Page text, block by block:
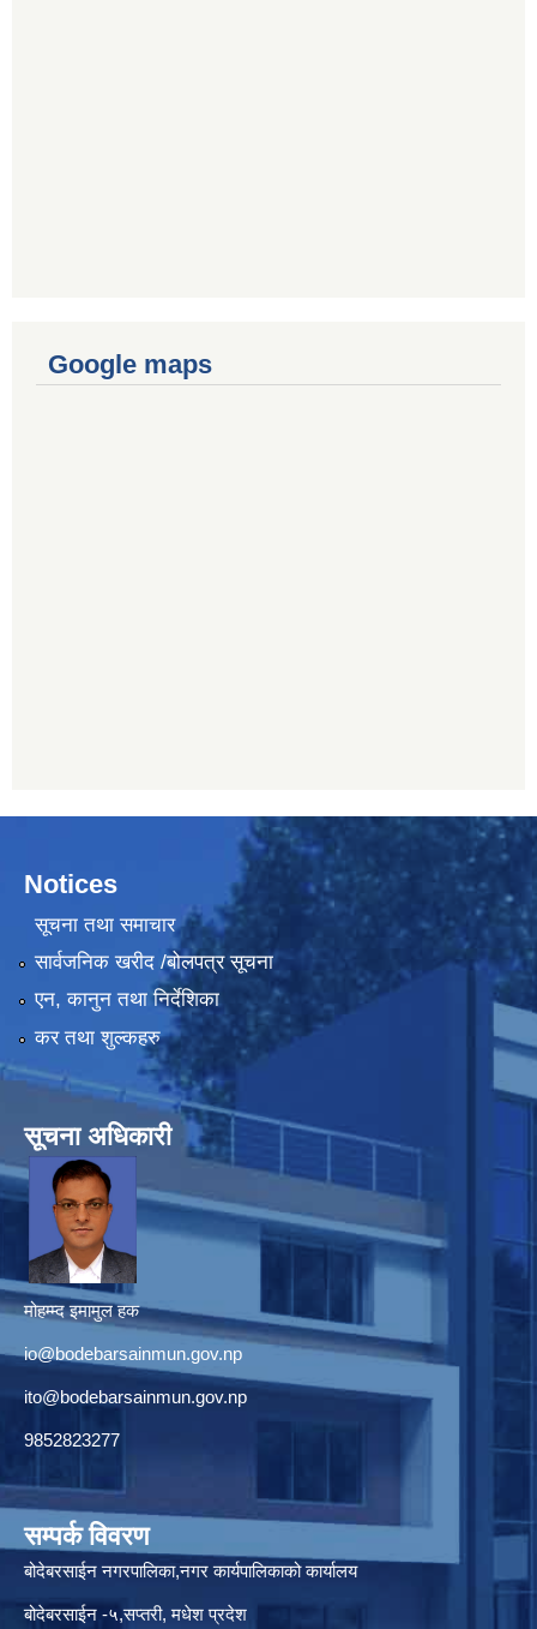
Google maps
Notices
सूचना तथा समाचार
सार्वजनिक खरीद /बोलपत्र सूचना
एन, कानुन तथा निर्देशिका
कर तथा शुल्कहरु
सूचना अधिकारी
मोहम्म्द इमामुल हक
io@bodebarsainmun.gov.np
ito@bodebarsainmun.gov.np
9852823277
सम्पर्क विवरण
बोदेबरसाईन नगरपालिका,नगर कार्यपालिकाको कार्यालय
बोदेबरसाईन -५,सप्तरी, मधेश प्रदेश